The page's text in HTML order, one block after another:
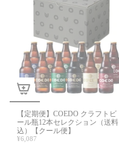
【定期便】COEDO クラフトビ
ール瓶12本セレクション（送料
込）【クール便】
¥6,087